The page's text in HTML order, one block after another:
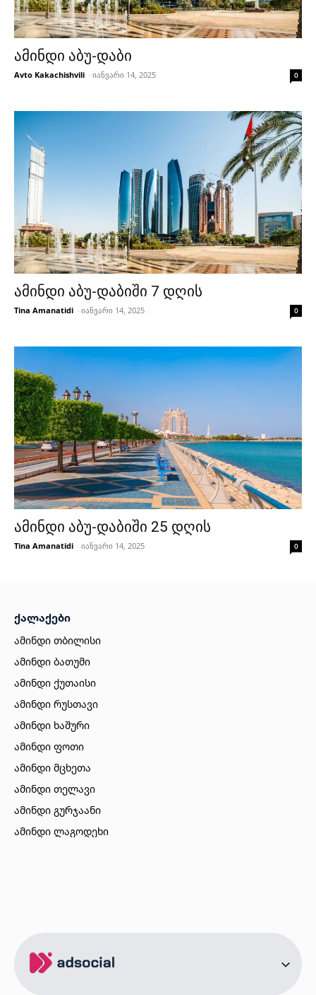
ამინდი აბუ-დაბი
Avto Kakachishvili - იანვარი 14, 2025 0
ამინდი აბუ-დაბიში 7 დღის
Tina Amanatidi - იანვარი 14, 2025 0
ამინდი აბუ-დაბიში 25 დღის
Tina Amanatidi - იანვარი 14, 2025 0
ქალაქები
ამინდი თბილისი
ამინდი ბათუმი
ამინდი ქუთაისი
ამინდი რუსთავი
ამინდი ხაშური
ამინდი ფოთი
ამინდი მცხეთა
ამინდი თელავი
ამინდი გურჯაანი
ამინდი ლაგოდეხი
ამინდი ზუგდიდი